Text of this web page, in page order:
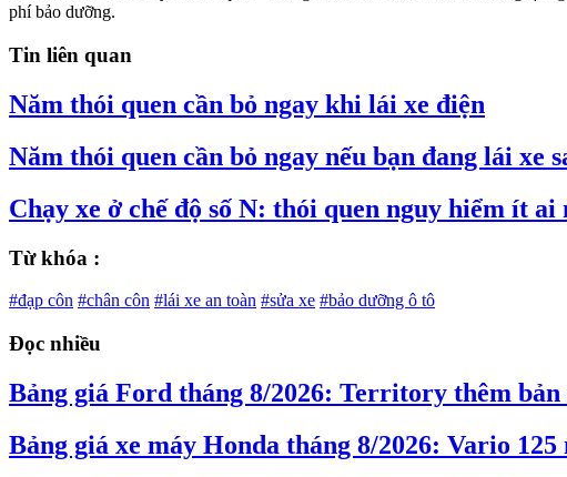
phí bảo dưỡng.
Tin liên quan
Năm thói quen cần bỏ ngay khi lái xe điện
Năm thói quen cần bỏ ngay nếu bạn đang lái xe
Chạy xe ở chế độ số N: thói quen nguy hiểm ít ai
Từ khóa :
#đạp côn #chân côn #lái xe an toàn #sửa xe #bảo dưỡng ô tô
Đọc nhiều
Bảng giá Ford tháng 8/2026: Territory thêm
Bảng giá xe máy Honda tháng 8/2026: Vario 125